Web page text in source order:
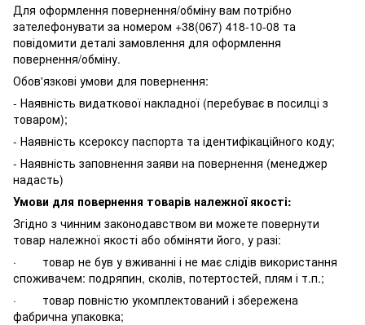
Для оформлення повернення/обміну вам потрібно
зателефонувати за номером +38(067) 418-10-08 та
повідомити деталі замовлення для оформлення
повернення/обміну.
Обов'язкові умови для повернення:
- Наявність видаткової накладної (перебуває в посилці з
товаром);
- Наявність ксероксу паспорта та ідентифікаційного коду;
- Наявність заповнення заяви на повернення (менеджер
надасть)
Умови для повернення товарів належної якості:
Згідно з чинним законодавством ви можете повернути
товар належної якості або обміняти його, у разі:
· товар не був у вживанні і не має слідів використання
споживачем: подряпин, сколів, потертостей, плям і т.п.;
· товар повністю укомплектований і збережена
фабрична упаковка;